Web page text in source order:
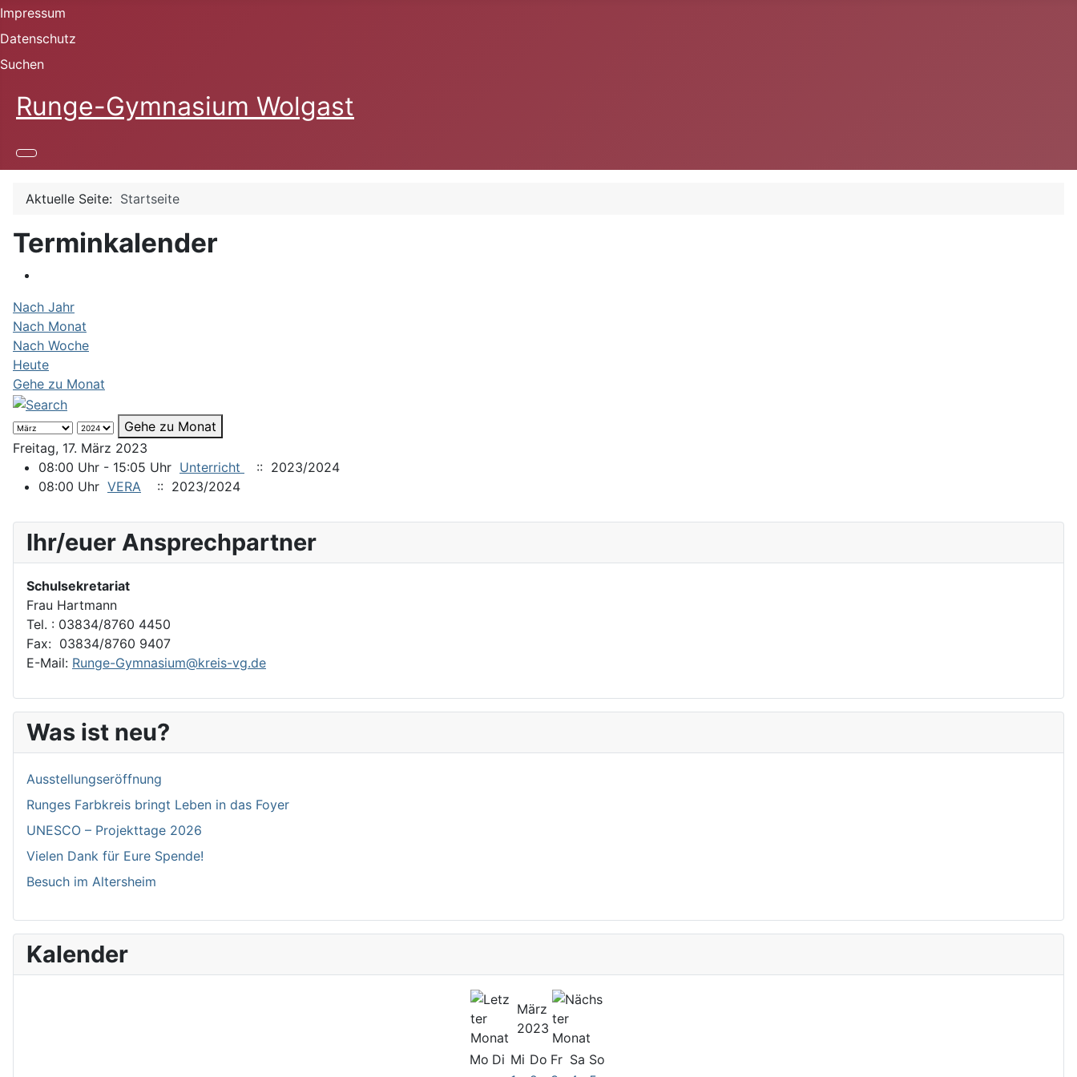
Impressum
Datenschutz
Suchen
Runge-Gymnasium Wolgast
Aktuelle Seite: Startseite
Terminkalender
Nach Jahr
Nach Monat
Nach Woche
Heute
Gehe zu Monat
Gehe zu Monat
Freitag, 17. März 2023
08:00 Uhr - 15:05 Uhr Unterricht
:: 2023/2024
08:00 Uhr VERA :: 2023/2024
Ihr/euer Ansprechpartner
Schulsekretariat
Frau Hartmann
Tel. : 03834/8760 4450
Fax: 03834/8760 9407
E-Mail: Runge-Gymnasium@kreis-vg.de
Was ist neu?
Ausstellungseröffnung
Runges Farbkreis bringt Leben in das Foyer
UNESCO – Projekttage 2026
Vielen Dank für Eure Spende!
Besuch im Altersheim
Kalender
März
2023
Mo Di Mi Do Fr Sa So